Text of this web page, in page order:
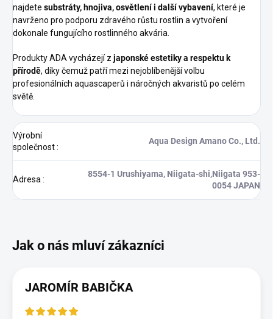
najdete substráty, hnojiva, osvětlení i další vybavení, které je
navrženo pro podporu zdravého růstu rostlin a vytvoření
dokonale fungujícího rostlinného akvária.
Produkty ADA vycházejí z japonské estetiky a respektu k
přírodě, díky čemuž patří mezi nejoblíbenější volbu
profesionálních aquascaperů i náročných akvaristů po celém
světě.
Výrobní
společnost:
Aqua Design Amano Co., Ltd.
Adresa :
8554-1 Urushiyama, Niigata-shi,Niigata 953-
0054 JAPAN
JAROMÍR BABIČKA